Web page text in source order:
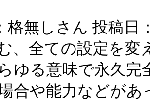
格無しさん 投稿日
、全ての設定を変
ゆる意味で永久完
合や能力などが